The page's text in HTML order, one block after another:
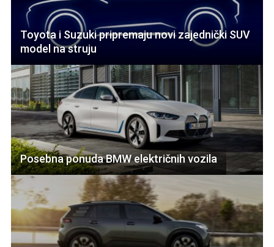
Toyota i Suzuki pripremaju novi zajednički SUV
model na struju
Posebna ponuda BMW električnih vozila